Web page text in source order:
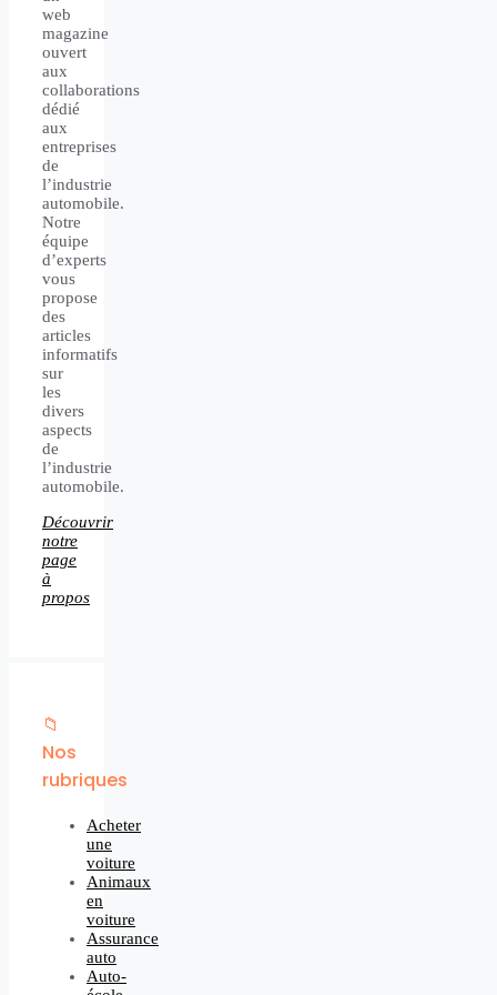
web
magazine
ouvert
aux
collaborations
dédié
aux
entreprises
de
l’industrie
automobile.
Notre
équipe
d’experts
vous
propose
des
articles
informatifs
sur
les
divers
aspects
de
l’industrie
automobile.
Découvrir
notre
page
à
propos
📁
Nos
rubriques
Acheter
une
voiture
Animaux
en
voiture
Assurance
auto
Auto-